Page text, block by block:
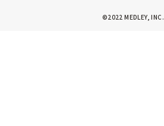
©2022 MEDLEY, INC.